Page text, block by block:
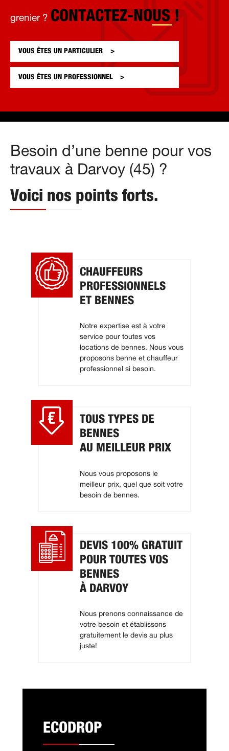
grenier ? CONTACTEZ-NOUS !
VOUS ÊTES UN PARTICULIER
VOUS ÊTES UN PROFESSIONNEL
Besoin d’une benne pour vos
travaux à Darvoy (45) ?
Voici nos points forts.
CHAUFFEURS
PROFESSIONNELS
ET BENNES
Notre expertise est à votre
service pour toutes vos
locations de bennes. Nous vous
proposons benne et chauffeur
professionnel si besoin.
TOUS TYPES DE
BENNES
AU MEILLEUR PRIX
Nous vous proposons le
meilleur prix, quel que soit votre
besoin de bennes.
DEVIS 100% GRATUIT
POUR TOUTES VOS
BENNES
À DARVOY
Nous prenons connaissance de
votre besoin et établissons
gratuitement le devis au plus
juste!
ECODROP